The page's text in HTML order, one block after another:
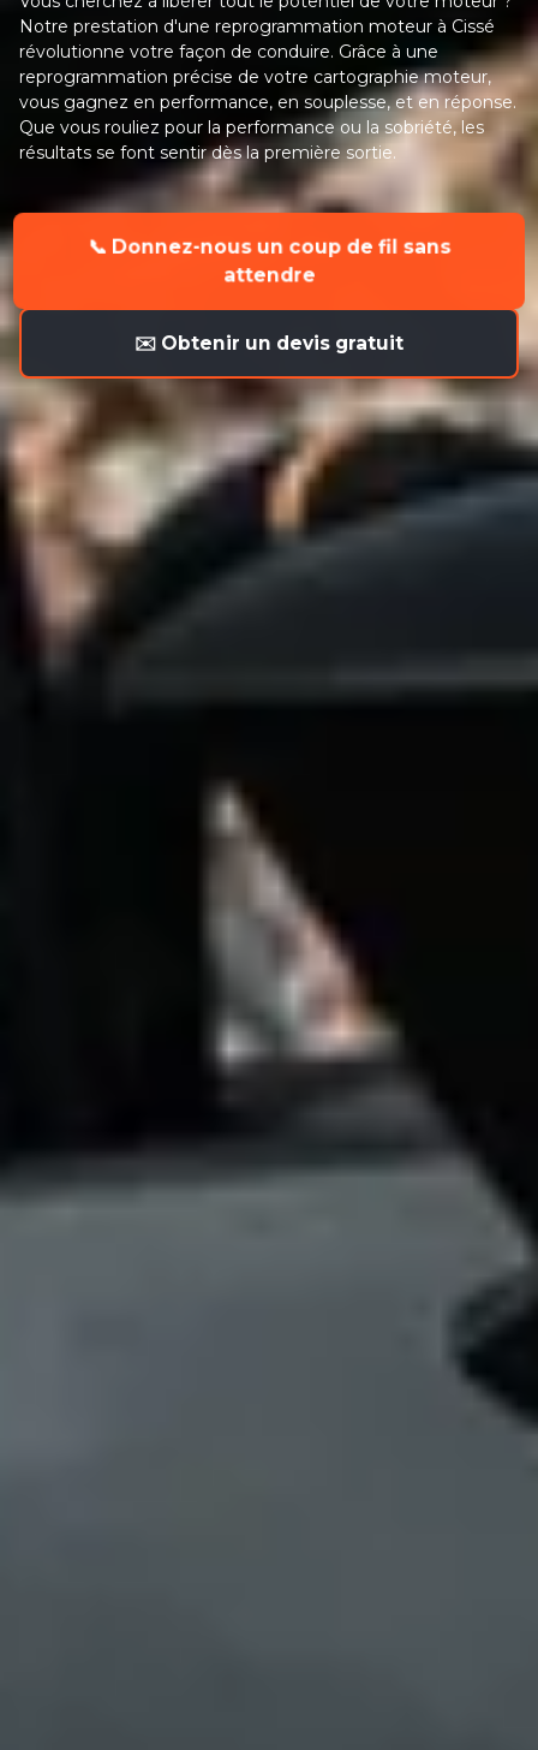
Notre prestation d'une reprogrammation moteur à Cissé
révolutionne votre façon de conduire. Grâce à une
reprogrammation précise de votre cartographie moteur,
vous gagnez en performance, en souplesse, et en réponse.
Que vous rouliez pour la performance ou la sobriété, les
résultats se font sentir dès la première sortie.
📞 Donnez-nous un coup de fil sans
attendre
✉️ Obtenir un devis gratuit